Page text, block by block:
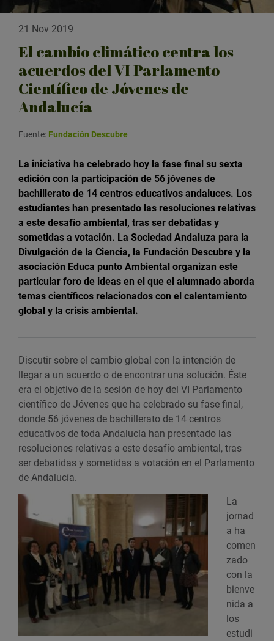
21 Nov 2019
El cambio climático centra los
acuerdos del VI Parlamento
Científico de Jóvenes de
Andalucía
Fuente: Fundación Descubre
La iniciativa ha celebrado hoy la fase final su sexta
edición con la participación de 56 jóvenes de
bachillerato de 14 centros educativos andaluces. Los
estudiantes han presentado las resoluciones relativas
a este desafío ambiental, tras ser debatidas y
sometidas a votación. La Sociedad Andaluza para la
Divulgación de la Ciencia, la Fundación Descubre y la
asociación Educa punto Ambiental organizan este
particular foro de ideas en el que el alumnado aborda
temas científicos relacionados con el calentamiento
global y la crisis ambiental.
Discutir sobre el cambio global con la intención de
llegar a un acuerdo o de encontrar una solución. Éste
era el objetivo de la sesión de hoy del VI Parlamento
científico de Jóvenes que ha celebrado su fase final,
donde 56 jóvenes de bachillerato de 14 centros
educativos de toda Andalucía han presentado las
resoluciones relativas a este desafío ambiental, tras
ser debatidas y sometidas a votación en el Parlamento
de Andalucía.
La
jornad
a ha
comen
zado
con la
bienve
nida a
los
estudi